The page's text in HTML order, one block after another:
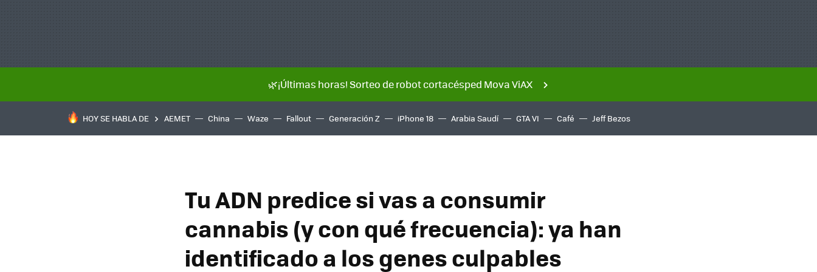
🌿¡Últimas horas! Sorteo de robot cortacésped Mova ViAX
HOY SE HABLA DE AEMET China Waze Fallout Generación Z iPhone 18 Arabia Saudí GTA VI Café Jeff Bezos
Tu ADN predice si vas a consumir
cannabis (y con qué frecuencia): ya han
identificado a los genes culpables